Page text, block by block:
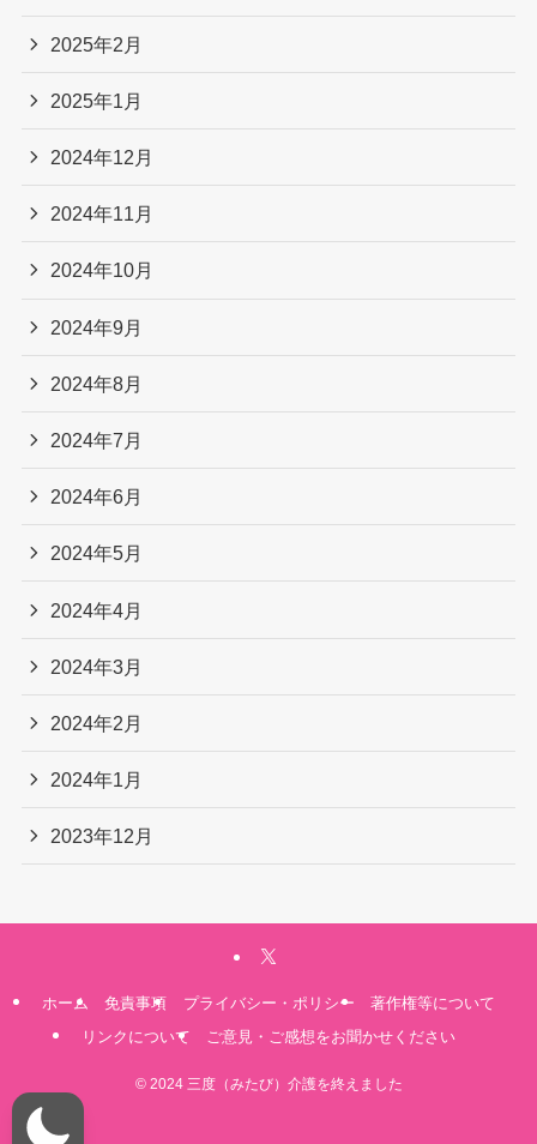
2025年2月
2025年1月
2024年12月
2024年11月
2024年10月
2024年9月
2024年8月
2024年7月
2024年6月
2024年5月
2024年4月
2024年3月
2024年2月
2024年1月
2023年12月
ホーム 免責事項 プライバシー・ポリシー
著作権等について
リンクについて
ご意見・ご感想をお聞かせください
©2024 三度（みたび）介護を終えました